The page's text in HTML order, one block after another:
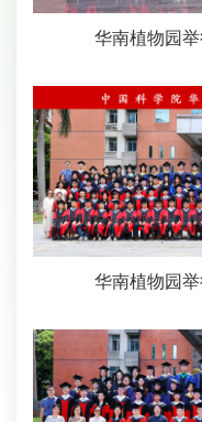
华南植物园
华南植物园